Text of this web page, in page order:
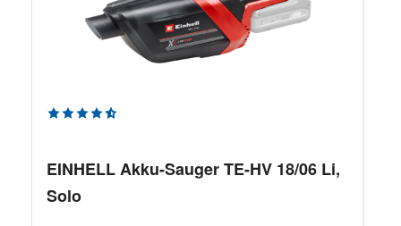
Durchschnittliche Bewertung von 4.75 von 5 Sternen
EINHELL Akku-Sauger TE-HV 18/06 Li,
Solo